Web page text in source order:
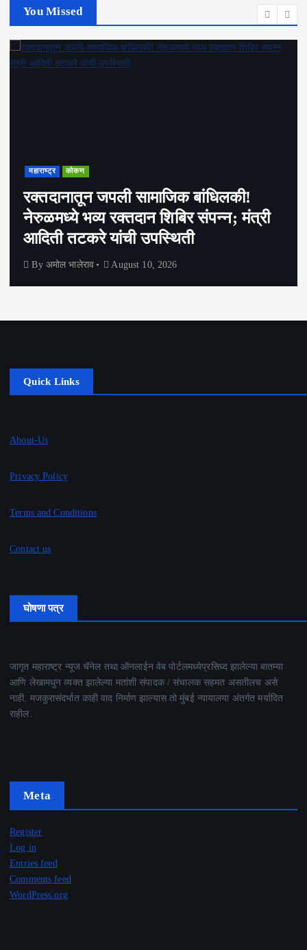
You Missed
महाराष्ट्र कोकण
रक्तदानातून जपली सामाजिक बांधिलकी!
नेरुळमध्ये भव्य रक्तदान शिबिर संपन्न; मंत्री
आदिती तटकरे यांची उपस्थिती
By अमोल भालेराव August 10, 2026
Quick Links
About-Us
Privacy Policy
Terms and Conditions
Contact us
घोषणा पत्र
जागृत महाराष्ट्र न्यूज चॅनेल तथा ऑनलाईन वेब पोर्टलमध्येप्रसिध्द झालेल्या बातम्या
आणि लेखामधुन व्यक्त झालेल्या मतांशी संपादक / संचालक सहमत असतीलच असे
नाही. मजकुरासंदर्भात काही वाद निर्माण झाल्यास तो मुंबई न्यायालया अंतर्गत मर्यादित
राहील.
Meta
Register
Log in
Entries feed
Comments feed
WordPress.org